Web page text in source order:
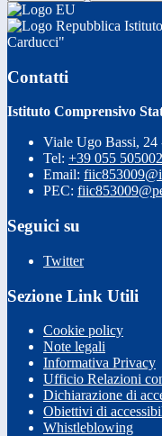
Carducci"
Contatti
Istituto Comprensivo
Viale Ugo Bassi,
Tel: +39 055
Email:
PEC:
Seguici su
Twitter
Sezione Link Utili
Cookie policy
Note legali
Informativa Privacy
Ufficio Relazioni
Dichiarazione di
Obiettivi di
Whistleblowing